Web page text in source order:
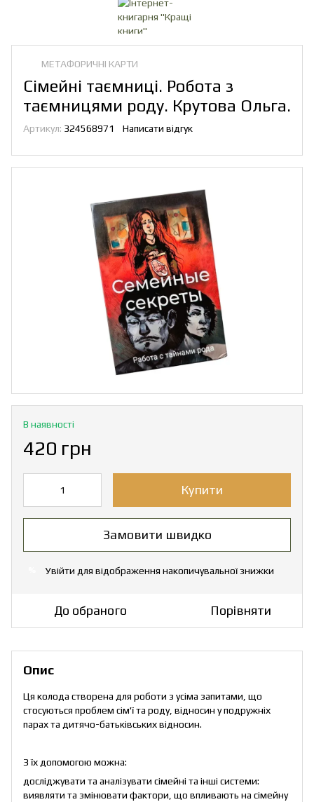
МЕТАФОРИЧНІ КАРТИ
Сімейні таємниці. Робота з
таємницями роду. Крутова Ольга.
Артикул: 324568971 Написати відгук
В наявності
420 грн
Купити
Замовити швидко
Увійти для відображення накопичувальної знижки
До обраного Порівняти
Опис
Ця колода створена для роботи з усіма запитами, що
стосуються проблем сім'ї та роду, відносин у подружніх
парах та дитячо-батьківських відносин.
З їх допомогою можна:
досліджувати та аналізувати сімейні та інші системи:
виявляти та змінювати фактори, що впливають на сімейну